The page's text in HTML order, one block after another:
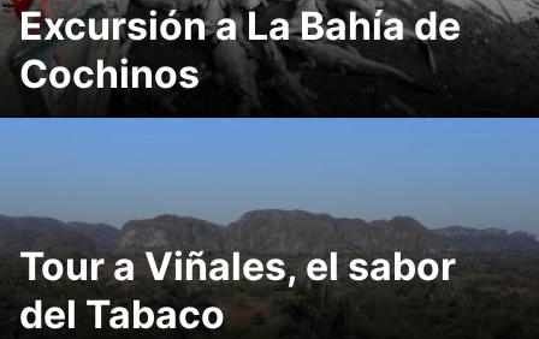
Excursión a La Bahía de
Cochinos
Tour a Viñales, el sabor
del Tabaco